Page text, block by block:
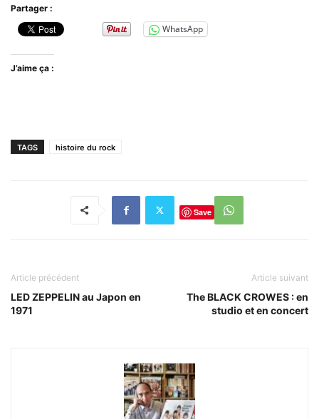
Partager :
WhatsApp
J’aime ça :
TAGS histoire du rock
Save
Article précédent
LED ZEPPELIN au Japon en
1971
Article suivant
The BLACK CROWES : en
studio et en concert